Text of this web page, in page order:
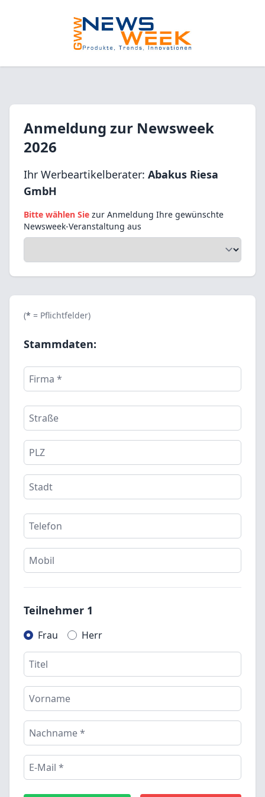
Anmeldung zur Newsweek
2026
Ihr Werbeartikelberater: Abakus Riesa
GmbH
Bitte wählen Sie zur Anmeldung Ihre gewünschte
Newsweek-Veranstaltung aus
(* = Pflichtfelder)
Stammdaten:
Teilnehmer 1
Frau Herr